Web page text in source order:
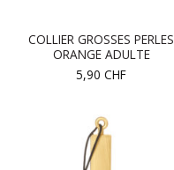
COLLIER GROSSES PERLES
ORANGE ADULTE
5,90 CHF